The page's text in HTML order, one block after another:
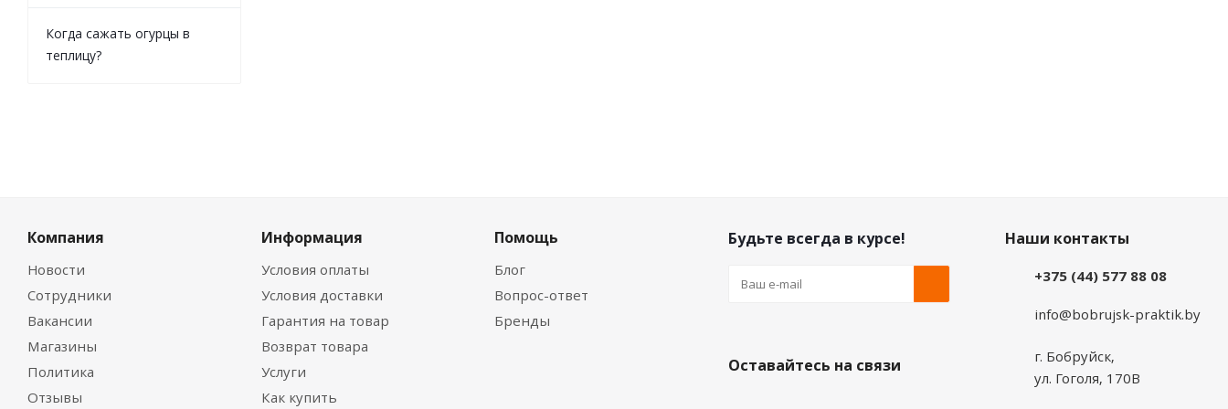
Когда сажать огурцы в
теплицу?
Компания
Новости
Сотрудники
Вакансии
Магазины
Политика
Отзывы
Информация
Условия оплаты
Условия доставки
Гарантия на товар
Возврат товара
Услуги
Как купить
Помощь
Блог
Вопрос-ответ
Бренды
Будьте всегда в курсе!
Оставайтесь на связи
Наши контакты
+375 (44) 577 88 08
info@bobrujsk-praktik.by
г. Бобруйск,
ул. Гоголя, 170В